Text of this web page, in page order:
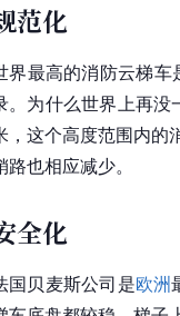
范化
界最高的消防云梯车
。为什么世界上再没
，这个高度范围内的
路也相应减少。
全化
国贝麦斯公司是欧洲